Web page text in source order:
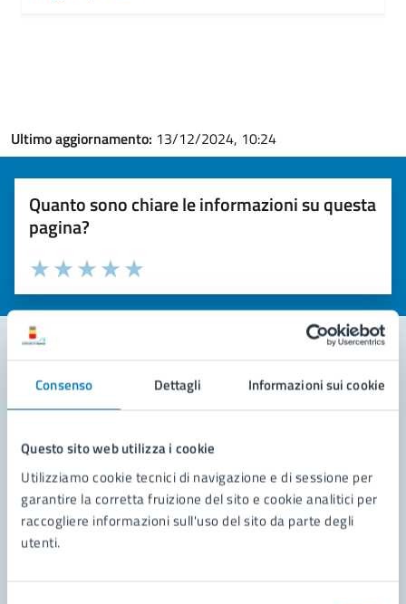
Consenso Dettagli Informazioni sui cookie
Questo sito web utilizza i cookie
Utilizziamo cookie tecnici di navigazione e di sessione per
garantire la corretta fruizione del sito e cookie analitici per
raccogliere informazioni sull'uso del sito da parte degli
utenti.
Ultimo aggiornamento: 13/12/2024, 10:24
Quanto sono chiare le informazioni su questa
pagina?
Valuta la chiarezza delle informazioni (da 1 a 5 stelle)
Seleziona il numero di stelle per valutare la chiarezza delle
Valuta 5 stelle su 5
Valuta 4 stelle su 5
Valuta 3 stelle su 5
Valuta 2 stelle su 5
Valuta 1 stelle su 5
Contatta il comune
Richiedi assistenza
Prenota appuntamento
Problemi in città